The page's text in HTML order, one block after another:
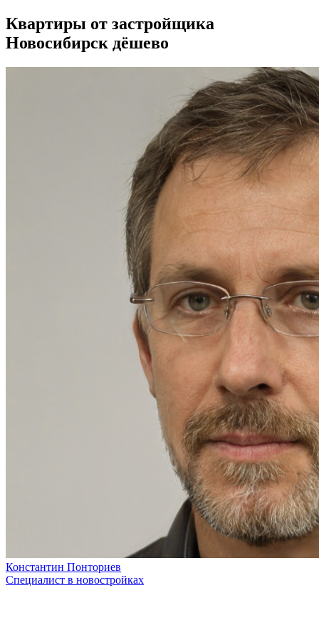
Квартиры от застройщика
Новосибирск дёшево
Константин Понториев
Специалист в новостройках